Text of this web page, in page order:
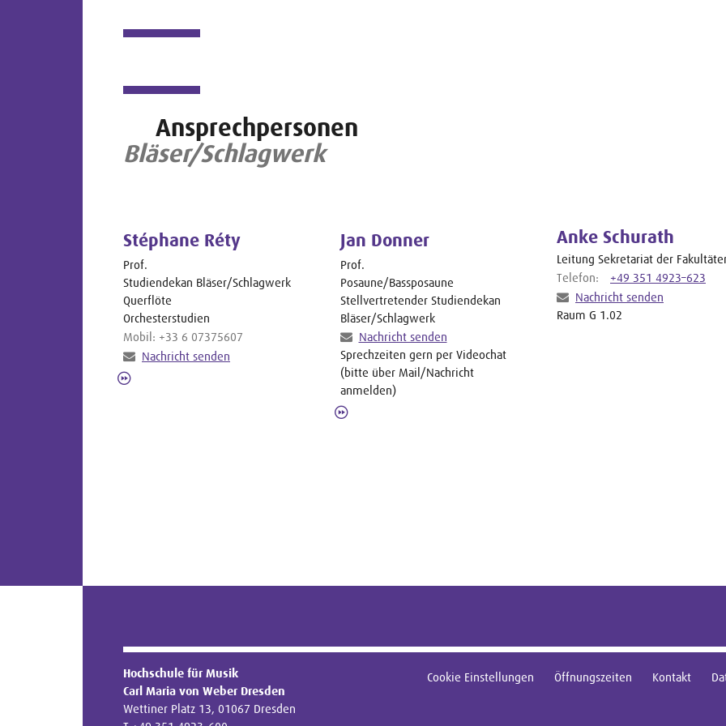
Ansprechpersonen
Bläser/Schlagwerk
Stéphane Réty
Prof.
Studiendekan Bläser/Schlagwerk
Querflöte
Orchesterstudien
Mobil: +33 6 07375607
Nachricht senden
Jan Donner
Prof.
Posaune/Bassposaune
Stellvertretender Studiendekan
Bläser/Schlagwerk
Nachricht senden
Sprechzeiten gern per Videochat
(bitte über Mail/Nachricht
anmelden)
Anke Schurath
Leitung Sekretariat der
Telefon:
+49 351 4923–623
Nachricht senden
Raum G 1.02
Cookie Einstellungen Öffnungszeiten Kontakt
Hochschule für Musik
Carl Maria von Weber Dresden
Wettiner Platz 13, 01067 Dresden